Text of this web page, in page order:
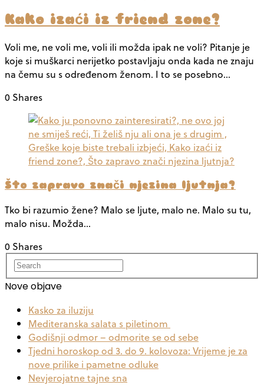
Kako izaći iz friend zone?
Voli me, ne voli me, voli ili možda ipak ne voli? Pitanje je
koje si muškarci nerijetko postavljaju onda kada ne znaju
na čemu su s određenom ženom. I to se posebno…
0 Shares
Što zapravo znači njezina ljutnja?
Tko bi razumio žene? Malo se ljute, malo ne. Malo su tu,
malo nisu. Možda…
0 Shares
Nove objave
Kasko za iluziju
Mediteranska salata s piletinom
Godišnji odmor – odmorite se od sebe
Tjedni horoskop od 3. do 9. kolovoza: Vrijeme je za
nove prilike i pametne odluke
Nevjerojatne tajne sna